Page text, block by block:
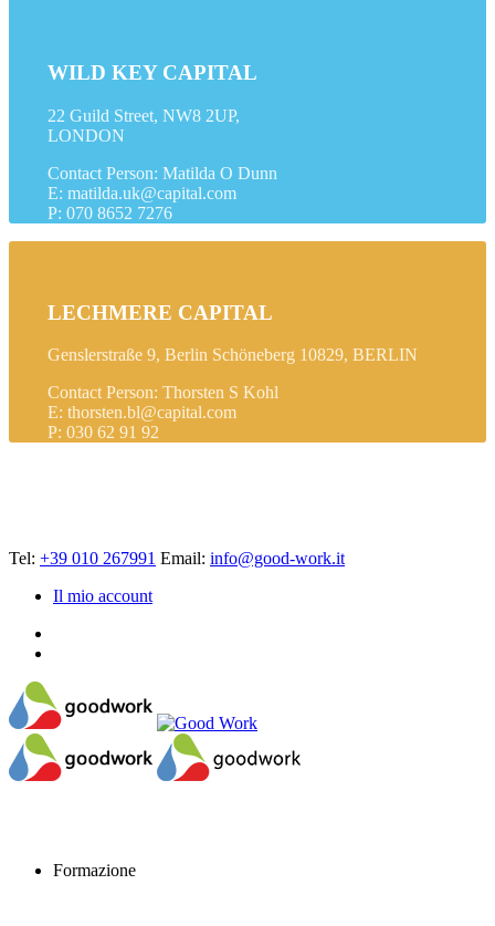
WILD KEY CAPITAL
22 Guild Street, NW8 2UP,
LONDON
Contact Person: Matilda O Dunn
E: matilda.uk@capital.com
P: 070 8652 7276
LECHMERE CAPITAL
Genslerstraße 9, Berlin Schöneberg 10829, BERLIN
Contact Person: Thorsten S Kohl
E: thorsten.bl@capital.com
P: 030 62 91 92
Tel: +39 010 267991 Email: info@good-work.it
Il mio account
Formazione